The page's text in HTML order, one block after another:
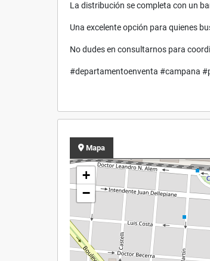
La distribución se completa con un
Una excelente opción para quienes
No dudes en consultarnos para
#departamentoenventa #campana
Mapa
+
−